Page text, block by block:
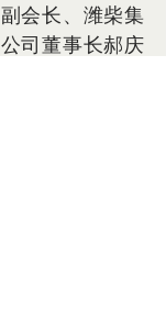
会长、潍柴集
司董事长郝庆